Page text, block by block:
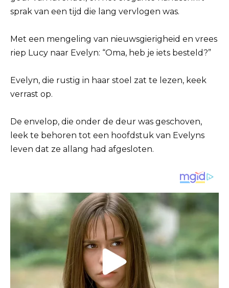
sprak van een tijd die lang vervlogen was.
Met een mengeling van nieuwsgierigheid en vrees
riep Lucy naar Evelyn: “Oma, heb je iets besteld?”
Evelyn, die rustig in haar stoel zat te lezen, keek
verrast op.
De envelop, die onder de deur was geschoven,
leek te behoren tot een hoofdstuk van Evelyns
leven dat ze allang had afgesloten.